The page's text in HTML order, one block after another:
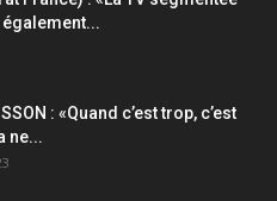
: «Quand c’est trop, c’est
ne...